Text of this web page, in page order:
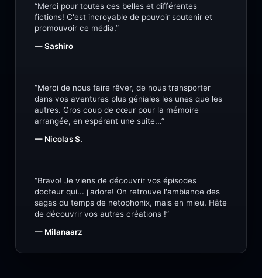
“Merci pour toutes ces belles et différentes
fictions! C'est incroyable de pouvoir soutenir et
promouvoir ce média.”
— Sashiro
“Merci de nous faire rêver, de nous transporter
dans vos aventures plus géniales les unes que les
autres. Gros coup de cœur pour la mémoire
arrangée, en espérant une suite...”
— Nicolas S.
“Bravo! Je viens de découvrir vos épisodes
docteur qui... j'adore! On retrouve l'ambiance des
sagas du temps de netophonix, mais en mieu. Hâte
de découvrir vos autres créations !”
— Milanaarz